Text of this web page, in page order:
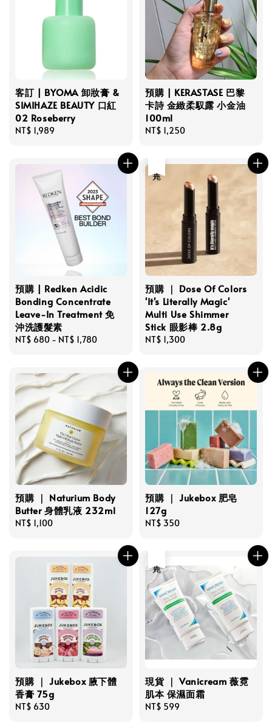
客訂 | BYOMA 卸妝膏 &
SIMIHAZE BEAUTY 口紅
02 Roseberry
Regular
NT$ 1,989
預購 | KERASTASE 巴黎
卡詩 金緻柔馭露 小金油
100ml
Regular
NT$ 1,250
預購 | Redken Acidic
Bonding Concentrate
Leave-In Treatment 免
沖洗護髮素
Regular
NT$ 680 - NT$ 1,780
預購 ｜ Dose Of Colors
'It's Literally Magic'
Multi Use Shimmer
Stick 眼影棒 2.8g
Regular
NT$ 1,300
預購 ｜ Naturium Body
Butter 身體乳液 232ml
Regular
NT$ 1,100
預購 ｜ Jukebox 肥皂
127g
Regular
NT$ 350
預購 ｜ Jukebox 腋下體
香膏 75g
Regular
NT$ 630
現貨 ｜ Vanicream 薇霓
肌本 保濕面霜
Regular
NT$ 599